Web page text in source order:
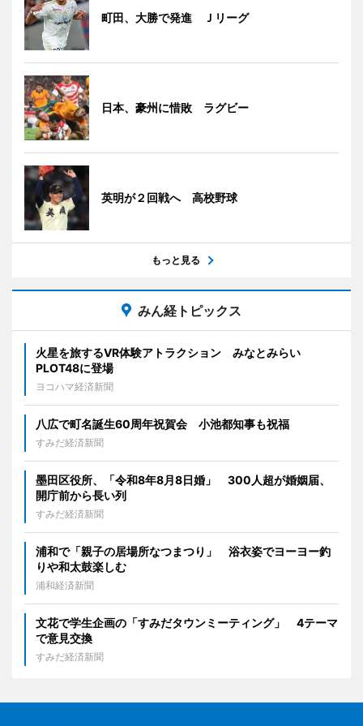
町田、大勝で発進 Ｊリーグ
日本、豪州に惜敗 ラグビー
英明が２回戦へ 高校野球
もっと見る
みん経トピックス
火星を旅するVR体験アトラクション みなとみらい
PLOT48に登場
ヨコハマ経済新聞
八広で町名誕生60周年祝賀会 小池都知事も祝福
すみだ経済新聞
墨田区役所、「令和8年8月8日婚」 300人超が婚姻届、
開庁前から長い列
すみだ経済新聞
浦和で「親子の居場所なつまつり」 浴衣姿でヨーヨー釣
りや和太鼓楽しむ
浦和経済新聞
文花で学生企画の「すみだタウンミーティング」 4テーマ
で意見交換
すみだ経済新聞